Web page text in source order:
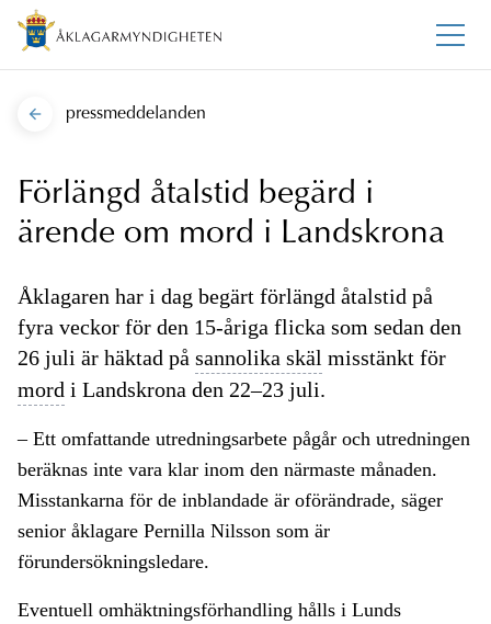
pressmeddelanden
Förlängd åtalstid begärd i
ärende om mord i Landskrona
Åklagaren har i dag begärt förlängd åtalstid på
fyra veckor för den 15-åriga flicka som sedan den
26 juli är häktad på sannolika skäl misstänkt för
mord i Landskrona den 22–23 juli.
– Ett omfattande utredningsarbete pågår och utredningen
beräknas inte vara klar inom den närmaste månaden.
Misstankarna för de inblandade är oförändrade, säger
senior åklagare Pernilla Nilsson som är
förundersökningsledare.
Eventuell omhäktningsförhandling hålls i Lunds